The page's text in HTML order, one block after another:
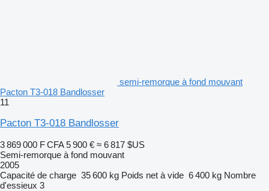
semi-remorque à fond mouvant
Pacton T3-018 Bandlosser
11
Pacton T3-018 Bandlosser
3 869 000 F CFA 5 900 € ≈ 6 817 $US
Semi-remorque à fond mouvant
2005
Capacité de charge 35 600 kg Poids net à vide 6 400 kg Nombre
d'essieux 3